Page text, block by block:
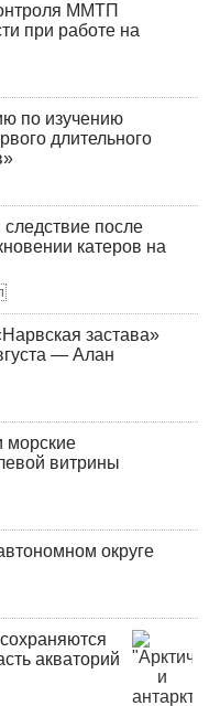
ММТП
при работе на
по изучению
длительного
после
катеров на
застава»
— Алан
морские
витрины
округе
акваторий